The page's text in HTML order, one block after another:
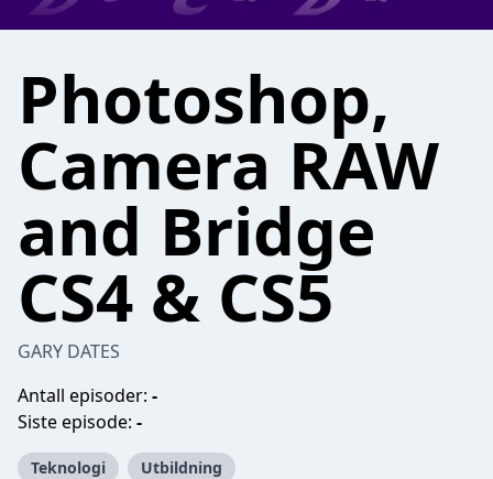
Photoshop,
Camera RAW
and Bridge
CS4 & CS5
GARY DATES
Antall episoder: -
Siste episode: -
Teknologi Utbildning